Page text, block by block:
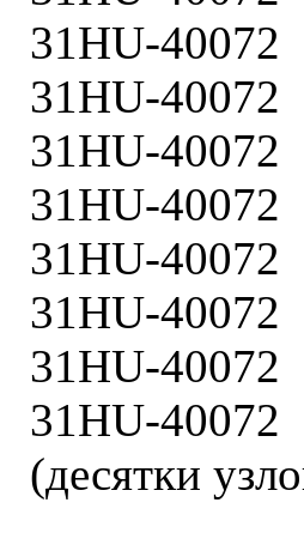
31HU-40072
31HU-40072
31HU-40072
31HU-40072
31HU-40072
31HU-40072
31HU-40072
31HU-40072
(десятки